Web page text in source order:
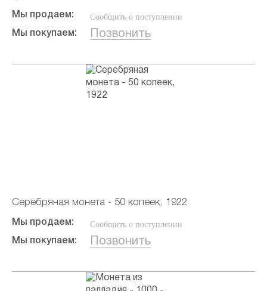
Мы продаем: Сообщить о поступлении
Мы покупаем: Позвонить
Серебряная монета - 50 копеек, 1922
Мы продаем: Сообщить о поступлении
Мы покупаем: Позвонить